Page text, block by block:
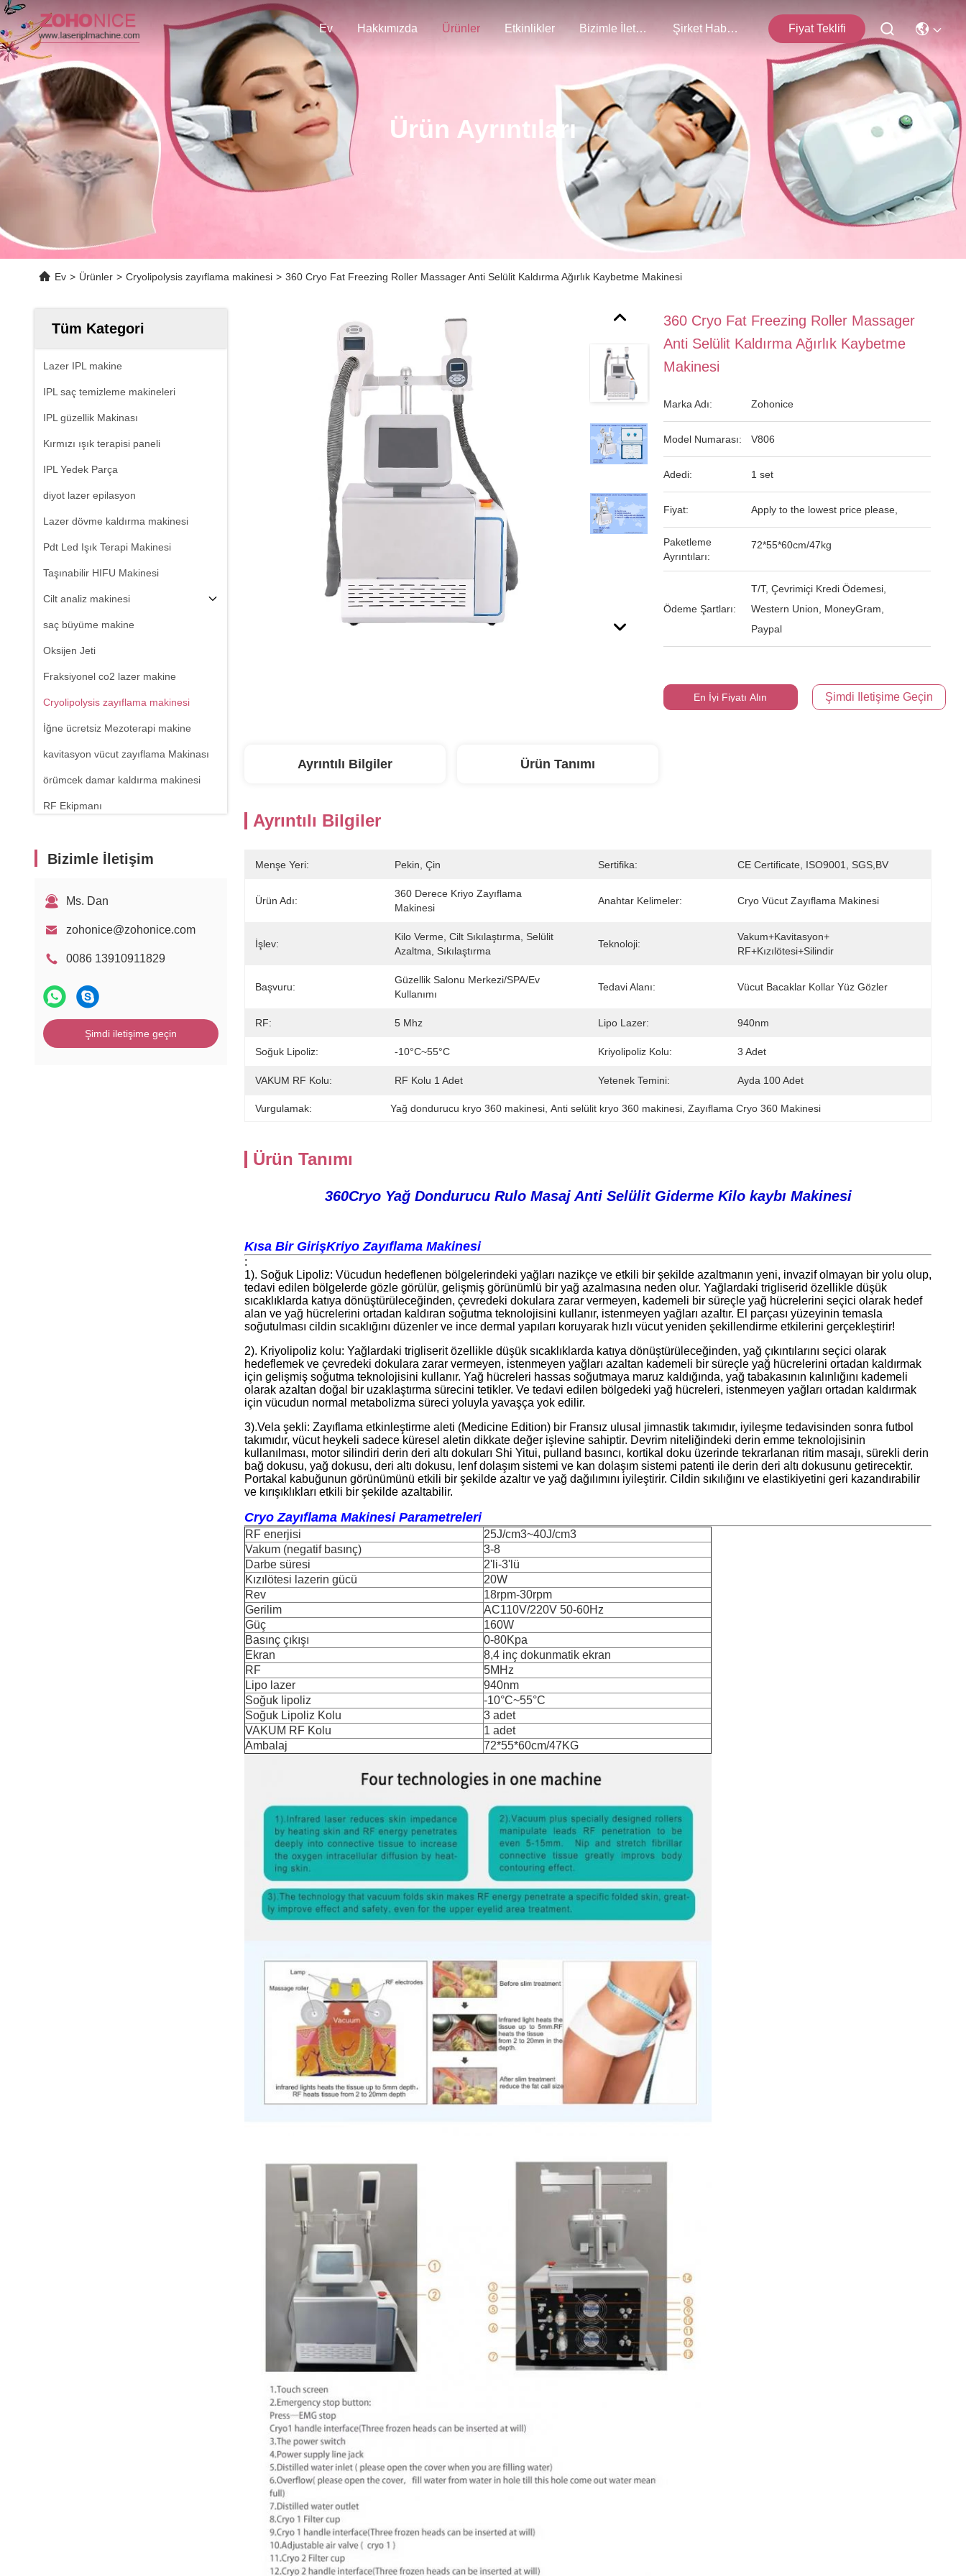
Ev Hakkımızda Ürünler Etkinlikler Bizimle İletişim Şirket Haberleri Fiyat Teklifi
Ürün Ayrıntıları
Ev > Ürünler > Cryolipolysis zayıflama makinesi > 360 Cryo Fat Freezing Roller Massager Anti Selülit Kaldırma Ağırlık Kaybetme Makinesi
Tüm Kategori
Lazer IPL makine
IPL saç temizleme makineleri
IPL güzellik Makinası
Kırmızı ışık terapisi paneli
IPL Yedek Parça
diyot lazer epilasyon
Lazer dövme kaldırma makinesi
Pdt Led Işık Terapi Makinesi
Taşınabilir HIFU Makinesi
Cilt analiz makinesi
saç büyüme makine
Oksijen Jeti
Fraksiyonel co2 lazer makine
Cryolipolysis zayıflama makinesi
İğne ücretsiz Mezoterapi makine
kavitasyon vücut zayıflama Makinası
örümcek damar kaldırma makinesi
RF Ekipmanı
1470nm Diyot Lazer
Bizimle İletişim
Ms. Dan
zohonice@zohonice.com
0086 13910911829
Şimdi iletişime geçin
360 Cryo Fat Freezing Roller Massager
Anti Selülit Kaldırma Ağırlık Kaybetme
Makinesi
Marka Adı: Zohonice
Model Numarası: V806
Adedi: 1 set
Fiyat: Apply to the lowest price please,
Paketleme
Ayrıntıları:
72*55*60cm/47kg
Ödeme Şartları:
T/T, Çevrimiçi Kredi Ödemesi,
Western Union, MoneyGram,
Paypal
En İyi Fiyatı Alın Şimdi Iletişime Geçin
Ayrıntılı Bilgiler Ürün Tanımı
Ayrıntılı Bilgiler
Menşe Yeri: Pekin, Çin Sertifika: CE Certificate, ISO9001, SGS,BV
Ürün Adı:
360 Derece Kriyo Zayıflama
Makinesi
Anahtar Kelimeler: Cryo Vücut Zayıflama Makinesi
İşlev:
Kilo Verme, Cilt Sıkılaştırma, Selülit
Azaltma, Sıkılaştırma
Teknoloji:
Vakum+Kavitasyon+
RF+Kızılötesi+Silindir
Başvuru:
Güzellik Salonu Merkezi/SPA/Ev
Kullanımı
Tedavi Alanı: Vücut Bacaklar Kollar Yüz Gözler
RF: 5 Mhz Lipo Lazer: 940nm
Soğuk Lipoliz: -10°C~55°C Kriyolipoliz Kolu: 3 Adet
VAKUM RF Kolu: RF Kolu 1 Adet Yetenek Temini: Ayda 100 Adet
Vurgulamak: Yağ dondurucu kryo 360 makinesi , Anti selülit kryo 360 makinesi , Zayıflama Cryo 360 Makinesi
Ürün Tanımı
360Cryo Yağ Dondurucu Rulo Masaj Anti Selülit Giderme Kilo kaybı Makinesi
Kısa Bir GirişKriyo Zayıflama Makinesi
:
1). Soğuk Lipoliz: Vücudun hedeflenen bölgelerindeki yağları nazikçe ve etkili bir şekilde azaltmanın yeni, invazif olmayan bir yolu olup,
tedavi edilen bölgelerde gözle görülür, gelişmiş görünümlü bir yağ azalmasına neden olur. Yağlardaki trigliserid özellikle düşük
sıcaklıklarda katıya dönüştürüleceğinden, çevredeki dokulara zarar vermeyen, kademeli bir süreçle yağ hücrelerini seçici olarak hedef
alan ve yağ hücrelerini ortadan kaldıran soğutma teknolojisini kullanır, istenmeyen yağları azaltır. El parçası yüzeyinin temasla
soğutulması cildin sıcaklığını düzenler ve ince dermal yapıları koruyarak hızlı vücut yeniden şekillendirme etkilerini gerçekleştirir!
2). Kriyolipoliz kolu: Yağlardaki trigliserit özellikle düşük sıcaklıklarda katıya dönüştürüleceğinden, yağ çıkıntılarını seçici olarak
hedeflemek ve çevredeki dokulara zarar vermeyen, istenmeyen yağları azaltan kademeli bir süreçle yağ hücrelerini ortadan kaldırmak
için gelişmiş soğutma teknolojisini kullanır. Yağ hücreleri hassas soğutmaya maruz kaldığında, yağ tabakasının kalınlığını kademeli
olarak azaltan doğal bir uzaklaştırma sürecini tetikler. Ve tedavi edilen bölgedeki yağ hücreleri, istenmeyen yağları ortadan kaldırmak
için vücudun normal metabolizma süreci yoluyla yavaşça yok edilir.
3).Vela şekli: Zayıflama etkinleştirme aleti (Medicine Edition) bir Fransız ulusal jimnastik takımıdır, iyileşme tedavisinden sonra futbol
takımıdır, vücut heykeli sadece küresel aletin dikkate değer işlevine sahiptir. Devrim niteliğindeki derin emme teknolojisinin
kullanılması, motor silindiri derin deri altı dokuları Shi Yitui, pulland basıncı, kortikal doku üzerinde tekrarlanan ritim masajı, sürekli derin
bağ dokusu, yağ dokusu, deri altı dokusu, lenf dolaşım sistemi ve kan dolaşım sistemi patenti ile derin deri altı dokusunu getirecektir.
Portakal kabuğunun görünümünü etkili bir şekilde azaltır ve yağ dağılımını iyileştirir. Cildin sıkılığını ve elastikiyetini geri kazandırabilir
ve kırışıklıkları etkili bir şekilde azaltabilir.
Cryo Zayıflama Makinesi Parametreleri
RF enerjisi
25J/cm3~40J/cm3
Vakum (negatif basınç)
3-8
Darbe süresi
2'li-3'lü
Kızılötesi lazerin gücü
20W
Rev
18rpm-30rpm
Gerilim
AC110V/220V 50-60Hz
Güç
160W
Basınç çıkışı
0-80Kpa
Ekran
8,4 inç dokunmatik ekran
RF
5MHz
Lipo lazer
940nm
Soğuk lipoliz
-10°C~55°C
Soğuk Lipoliz Kolu
3 adet
VAKUM RF Kolu
1 adet
Ambalaj
72*55*60cm/47KG